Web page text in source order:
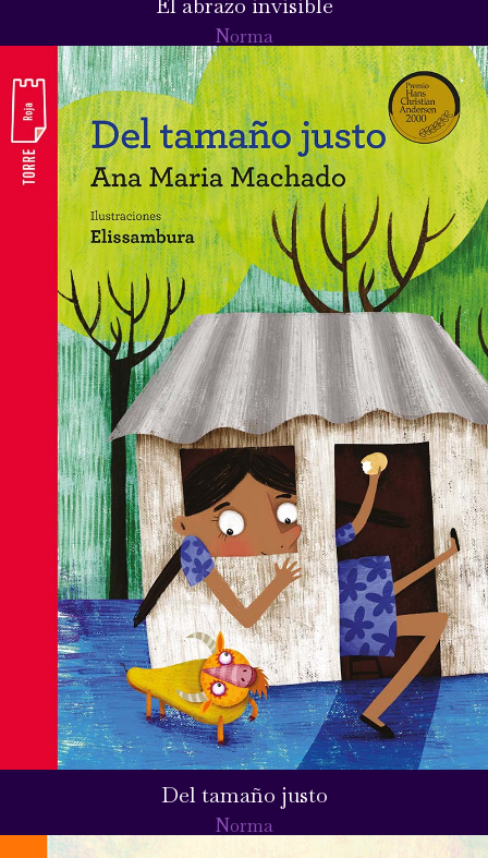
El abrazo invisible
Norma
Del tamaño justo
Norma